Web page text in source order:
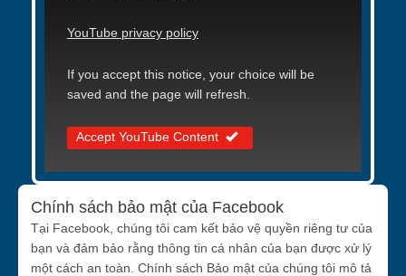
YouTube privacy policy
If you accept this notice, your choice will be
saved and the page will refresh.
Accept YouTube Content
Chính sách bảo mật của Facebook
Tại Facebook, chúng tôi cam kết bảo vệ quyền riêng tư của
bạn và đảm bảo rằng thông tin cá nhân của bạn được xử lý
một cách an toàn. Chính sách Bảo mật của chúng tôi mô tả